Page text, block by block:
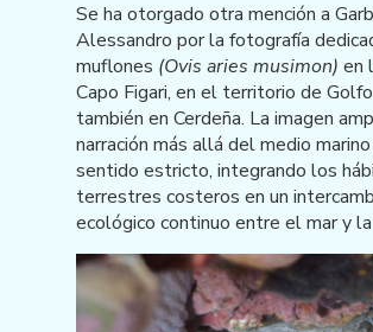
Se ha otorgado otra mención a
Alessandro por la fotografía
muflones (Ovis aries musimon) en
Capo Figari, en el territorio de
también en Cerdeña. La imagen
narración más allá del medio
sentido estricto, integrando los
terrestres costeros en un
ecológico continuo entre el mar y